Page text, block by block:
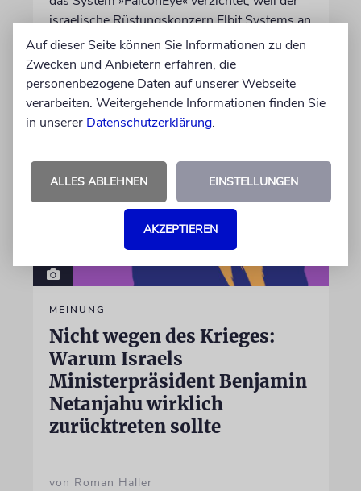
israelische Rüstungskonzern Elbit Systems an
dem Produkt beteiligt ist
07.08.2026
MEINUNG
Nicht wegen des Krieges:
Warum Israels
Ministerpräsident Benjamin
Netanjahu wirklich
zurücktreten sollte
von Roman Haller
Auf dieser Seite können Sie Informationen zu den
Zwecken und Anbietern erfahren, die
personenbezogene Daten auf unserer Webseite
verarbeiten. Weitergehende Informationen finden Sie
in unserer Datenschutzerklärung.
ALLES ABLEHNEN EINSTELLUNGEN
AKZEPTIEREN